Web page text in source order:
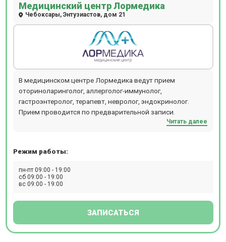
Медицинский центр Лормедика
Чебоксары, Энтузиастов, дом 21
В медицинском центре Лормедика ведут прием
оториноларинголог, аллерголог-иммунолог,
гастроэнтеролог, терапевт, невролог, эндокринолог.
Прием проводится по предварительной записи.
Читать далее
Режим работы:
пн-пт 09:00 - 19:00
сб 09:00 - 19:00
вс 09:00 - 19:00
ЗАПИСАТЬСЯ